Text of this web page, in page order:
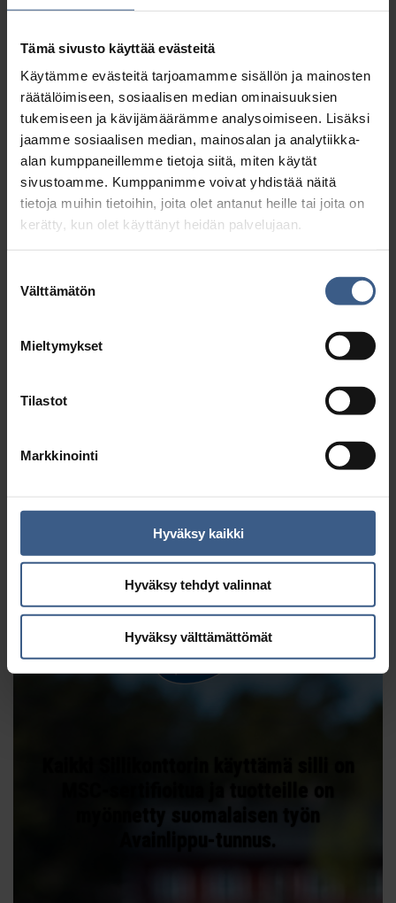
Tämä sivusto käyttää evästeitä
Käytämme evästeitä tarjoamamme sisällön ja mainosten
räätälöimiseen, sosiaalisen median ominaisuuksien
tukemiseen ja kävijämäärämme analysoimiseen. Lisäksi
jaamme sosiaalisen median, mainosalan ja analytiikka-
alan kumppaneillemme tietoja siitä, miten käytät
sivustoamme. Kumppanimme voivat yhdistää näitä
tietoja muihin tietoihin, joita olet antanut heille tai joita on
kerätty, kun olet käyttänyt heidän palvelujaan.
valinta
Välttämätön
Mieltymykset
Tilastot
Markkinointi
Hyväksy kaikki
Hyväksy tehdyt valinnat
Hyväksy välttämättömät
keittää, savustaa, suolata ja
Silakan syönti tekee hyvää myös
ympäristölle: silakkasaaliin mukana
merestä poistuu fosforia ja typpeä,
jotka ovat meille tarpeellisia
hivenaineita, mutta vesistöissä ne
aiheuttavat rehevöitymistä.
Sillikonttorin sillituotteet
aineista. Kaikki Sillikonttorin
sertifioitua. MSC-merkintä takaa, että
silli on pyydetty ekologisesti
Avainlippu-tunnus.